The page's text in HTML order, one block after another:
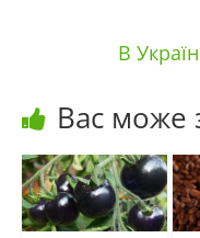
В
Вас може